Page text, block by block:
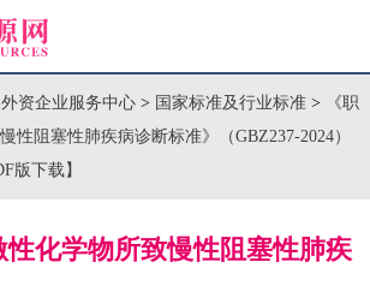
资企业服务中心 > 国家标准及行业标准 >
《职
性阻塞性肺疾病诊断标准》（GBZ237-2024）
版下载】
性化学物所致慢性阻塞性肺疾